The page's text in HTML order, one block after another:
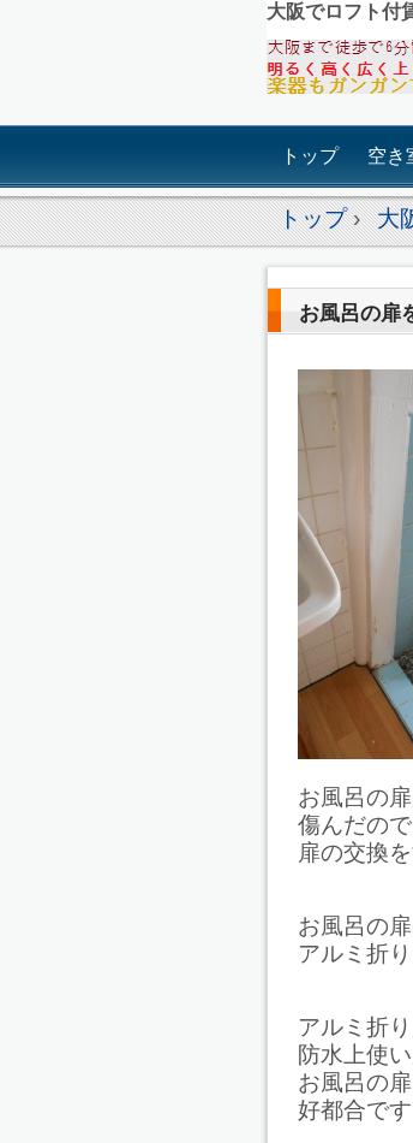
大阪でロフト付
トップ 空き
トップ› 大
お風呂の扉
お風呂の
傷んだので
扉の交換
お風呂の
アルミ折
アルミ折
防水上使
お風呂の
好都合です